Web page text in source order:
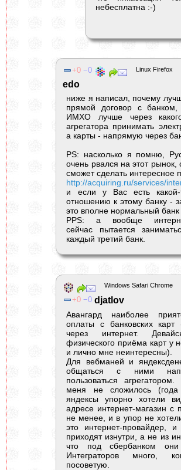
небесплатна :-)
Linux Firefox
0 0
edo
ниже я написал, почему
прямой договор с банком,
ИМХО лучше через
агрегатора принимать
а карты - напрямую через
PS: насколько я помню,
очень рвался на этот рынок,
сможет сделать интересное
http://acquiring.ru/services/
и если у Вас есть какой-
отношению к этому банку -
это вполне нормальный банк
PPS: а вообще
сейчас пытается
каждый третий банк.
Windows Safari Chrome
0 0 djatlov
Авангард наиболее
оплаты с банковских карт
через интернет.
физического приёма карт у
и лично мне неинтересны).
Для вебманей и
общаться с ними
пользоваться
меня не сложилось
яндексы упорно хотели
адресе интернет-магазин с
не менее, и в упор не
это интернет-провайдер,
приходят изнутри, а не из
что под сбербанком они
Интеграторов много,
посоветую.